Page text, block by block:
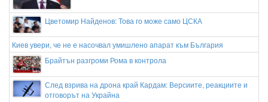
Цветомир Найденов: Това го може само ЦСКА
Киев увери, че не е насочвал умишлено апарат към България
Брайтън разгроми Рома в контрола
След взрива на дрона край Кардам: Версиите, реакциите и
отговорът на Украйна